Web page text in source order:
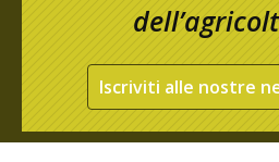
Iscriviti alle nostre